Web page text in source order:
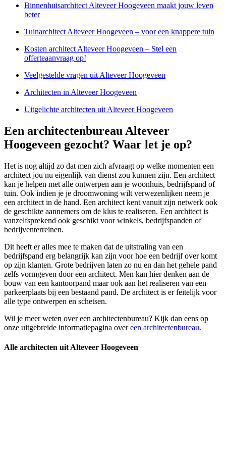
Binnenhuisarchitect Alteveer Hoogeveen maakt jouw leven
beter
Tuinarchitect Alteveer Hoogeveen – voor een knappere tuin
Kosten architect Alteveer Hoogeveen – Stel een
offerteaanvraag op!
Veelgestelde vragen uit Alteveer Hoogeveen
Architecten in Alteveer Hoogeveen
Uitgelichte architecten uit Alteveer Hoogeveen
Een architectenbureau Alteveer
Hoogeveen gezocht? Waar let je op?
Het is nog altijd zo dat men zich afvraagt op welke momenten een
architect jou nu eigenlijk van dienst zou kunnen zijn. Een architect
kan je helpen met alle ontwerpen aan je woonhuis, bedrijfspand of
tuin. Ook indien je je droomwoning wilt verwezenlijken neem je
een architect in de hand. Een architect kent vanuit zijn netwerk ook
de geschikte aannemers om de klus te realiseren. Een architect is
vanzelfsprekend ook geschikt voor winkels, bedrijfspanden of
bedrijventerreinen.
Dit heeft er alles mee te maken dat de uitstraling van een
bedrijfspand erg belangrijk kan zijn voor hoe een bedrijf over komt
op zijn klanten. Grote bedrijven laten zo nu en dan het gehele pand
zelfs vormgeven door een architect. Men kan hier denken aan de
bouw van een kantoorpand maar ook aan het realiseren van een
parkeerplaats bij een bestaand pand. De architect is er feitelijk voor
alle type ontwerpen en schetsen.
Wil je meer weten over een architectenbureau? Kijk dan eens op
onze uitgebreide informatiepagina overeen architectenbureau.
Alle architecten uit Alteveer Hoogeveen